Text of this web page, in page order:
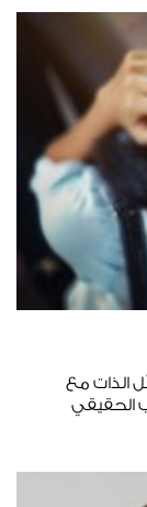
الذات مع
الحقيقي